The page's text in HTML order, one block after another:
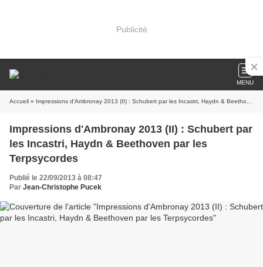
Publicité
MENU
Accueil » Impressions d'Ambronay 2013 (II) : Schubert par les Incastri, Haydn & Beethoven par les Terpsycordes
Impressions d'Ambronay 2013 (II) : Schubert par
les Incastri, Haydn & Beethoven par les
Terpsycordes
Publié le 22/09/2013 à 08:47
Par Jean-Christophe Pucek